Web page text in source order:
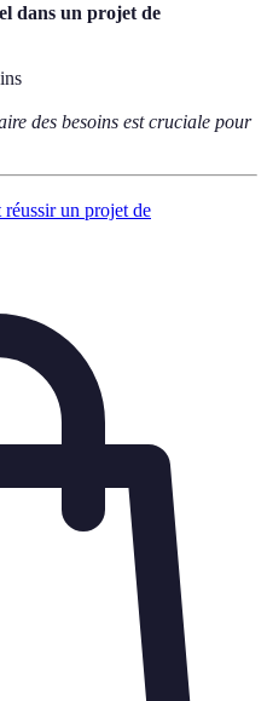
dans un projet de
des besoins est cruciale pour
réussir un projet de